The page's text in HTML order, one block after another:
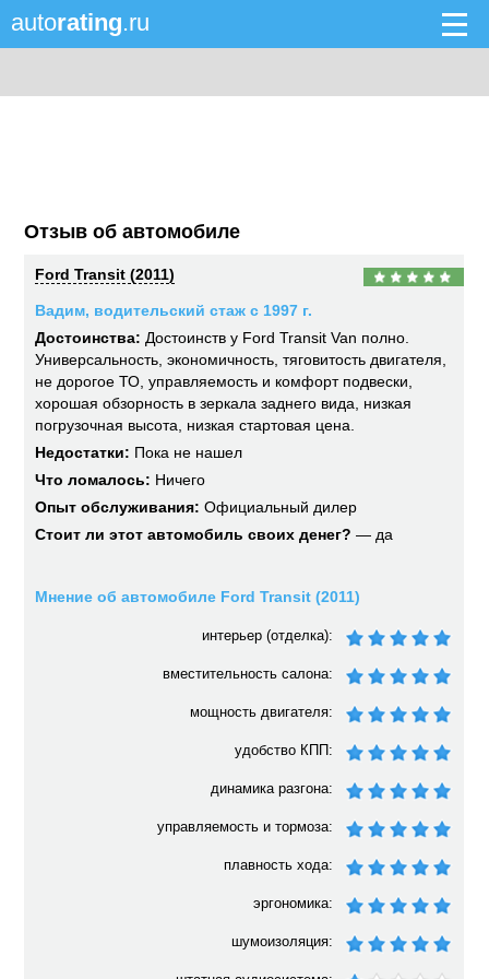
autorating.ru
Отзыв об автомобиле
Ford Transit (2011)
Вадим, водительский стаж с 1997 г.
Достоинства: Достоинств у Ford Transit Van полно.
Универсальность, экономичность, тяговитость двигателя,
не дорогое ТО, управляемость и комфорт подвески,
хорошая обзорность в зеркала заднего вида, низкая
погрузочная высота, низкая стартовая цена.
Недостатки: Пока не нашел
Что ломалось: Ничего
Опыт обслуживания: Официальный дилер
Стоит ли этот автомобиль своих денег? — да
Мнение об автомобиле Ford Transit (2011)
интерьер (отделка):
вместительность салона:
мощность двигателя:
удобство КПП:
динамика разгона:
управляемость и тормоза:
плавность хода:
эргономика:
шумоизоляция: